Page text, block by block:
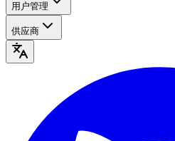
用户管理
供应商